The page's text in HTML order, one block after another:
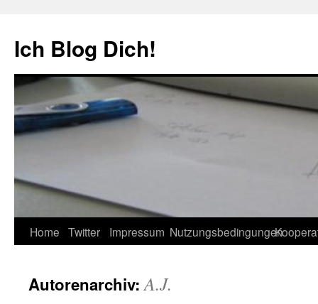
springen
Ich Blog Dich!
Home Twitter Impressum Nutzungsbedingungen
Autorenarchiv:A.J.